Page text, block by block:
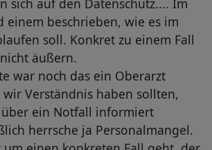
sich auf den Datenschutz.... Im
einem beschrieben, wie es im
soll. Konkret zu einem Fall
äußern.
war noch das ein Oberarzt
Verständnis haben sollten,
ein Notfall informiert
herrsche ja Personalmangel.